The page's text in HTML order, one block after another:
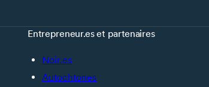
Entrepreneur.es et partenaires
Noir.es
Autochtones